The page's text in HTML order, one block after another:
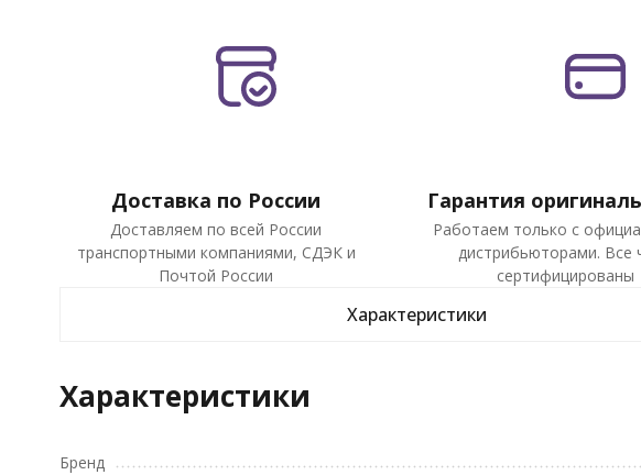
Доставка по России
Доставляем по всей России
транспортными компаниями, СДЭК и
Почтой России
Гарантия
Работаем только с
дистрибьюторами. Все
сертифицированы
Характеристики
Характеристики
Бренд